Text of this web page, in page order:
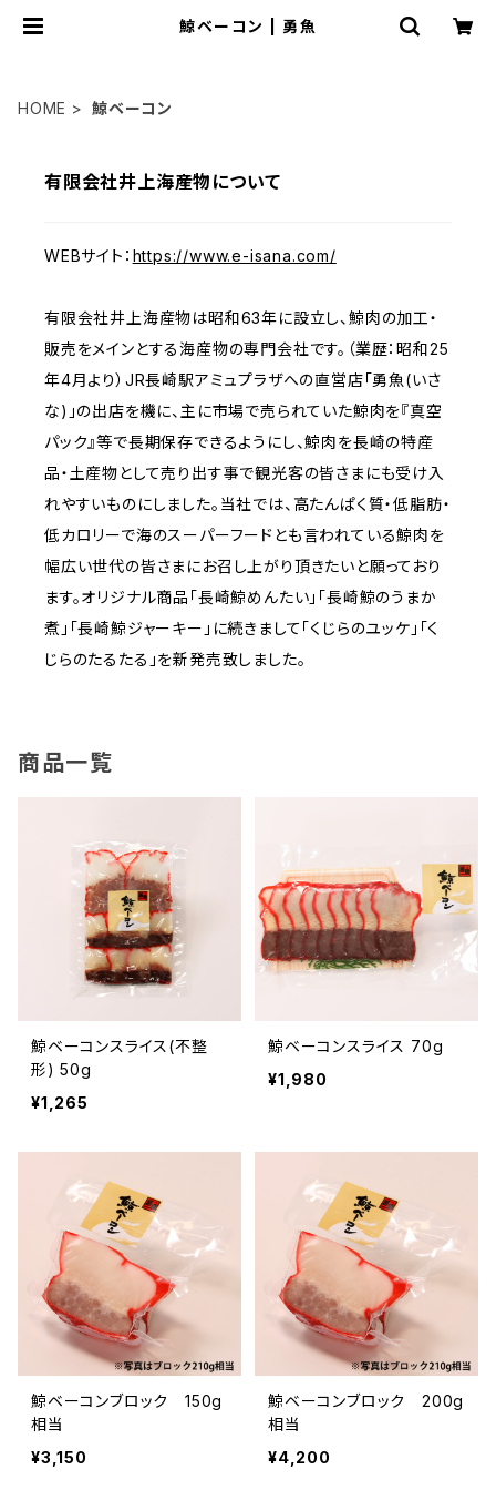
鯨ベーコン | 勇魚
HOME 鯨ベーコン
有限会社井上海産物について
WEBサイト： https://www.e-isana.com/
有限会社井上海産物は昭和63年に設立し、鯨肉の加工・
販売をメインとする海産物の専門会社です。（業歴：昭和25
年4月より）JR長崎駅アミュプラザへの直営店「勇魚(いさ
な)」の出店を機に、主に市場で売られていた鯨肉を『真空
パック』等で長期保存できるようにし、鯨肉を長崎の特産
品・土産物として売り出す事で観光客の皆さまにも受け入
れやすいものにしました。当社では、高たんぱく質・低脂肪・
低カロリーで海のスーパーフードとも言われている鯨肉を
幅広い世代の皆さまにお召し上がり頂きたいと願っており
ます。オリジナル商品「長崎鯨めんたい」「長崎鯨のうまか
煮」「長崎鯨ジャーキー」に続きまして「くじらのユッケ」「く
じらのたるたる」を新発売致しました。
商品一覧
鯨ベーコンスライス(不整
形) 50g
¥1,265
鯨ベーコンスライス 70g
¥1,980
鯨ベーコンブロック 150g
相当
¥3,150
鯨ベーコンブロック 200g
相当
¥4,200